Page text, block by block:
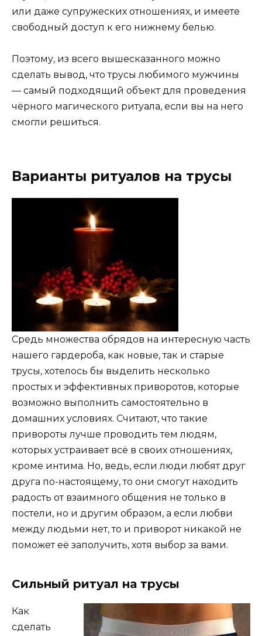
или даже супружеских отношениях, и имеете
свободный доступ к его нижнему белью.
Поэтому, из всего вышесказанного можно
сделать вывод, что трусы любимого мужчины
— самый подходящий объект для проведения
чёрного магического ритуала, если вы на него
смогли решиться.
Варианты ритуалов на трусы
Средь множества обрядов на интересную часть
нашего гардероба, как новые, так и старые
трусы, хотелось бы выделить несколько
простых и эффективных приворотов, которые
возможно выполнить самостоятельно в
домашних условиях. Считают, что такие
привороты лучше проводить тем людям,
которых устраивает всё в своих отношениях,
кроме интима. Но, ведь, если люди любят друг
друга по-настоящему, то они смогут находить
радость от взаимного общения не только в
постели, но и другим образом, а если любви
между людьми нет, то и приворот никакой не
поможет её заполучить, хотя выбор за вами.
Сильный ритуал на трусы
Как
сделать